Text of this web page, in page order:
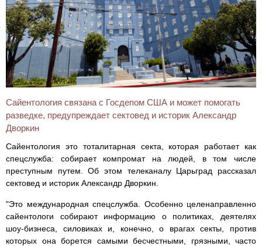
Сайентология связана с Госдепом США и может помогать
разведке, предупреждает сектовед и историк Александр
Дворкин
Сайентология это тоталитарная секта, которая работает как
спецслужба: собирает компромат на людей, в том числе
преступным путем. Об этом телеканалу Царьград рассказал
сектовед и историк Александр Дворкин.
"Это международная спецслужба. Особенно целенаправленно
сайентологи собирают информацию о политиках, деятелях
шоу-бизнеса, силовиках и, конечно, о врагах секты, против
которых она борется самыми бесчестными, грязными, часто